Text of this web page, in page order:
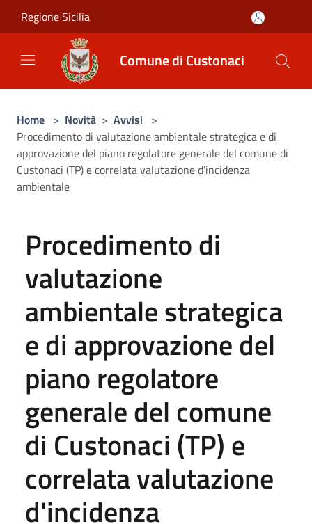
Regione Sicilia
Comune di Custonaci
Home > Novità > Avvisi >
Procedimento di valutazione ambientale strategica e di
approvazione del piano regolatore generale del comune di
Custonaci (TP) e correlata valutazione d'incidenza
ambientale
Procedimento di
valutazione
ambientale strategica
e di approvazione del
piano regolatore
generale del comune
di Custonaci (TP) e
correlata valutazione
d'incidenza